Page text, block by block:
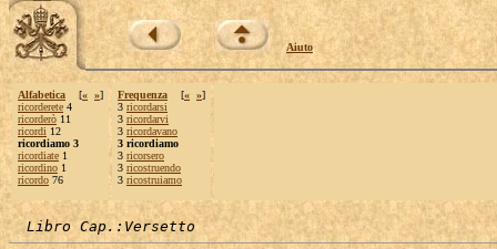
Aiuto
Alfabetica [« »]
ricorderete 4
ricorderò 11
ricordi 12
ricordiamo 3
ricordiate 1
ricordino 1
ricordo 76
Frequenza [« »]
3 ricordarsi
3 ricordarvi
3 ricordavano
3 ricordiamo
3 ricorsero
3 ricostruendo
3 ricostruiamo
Libro Cap.:Versetto